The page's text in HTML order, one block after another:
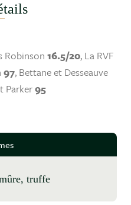
Robinson 16.5/20, La RVF
97, Bettane et Desseauve
Parker95
truffe